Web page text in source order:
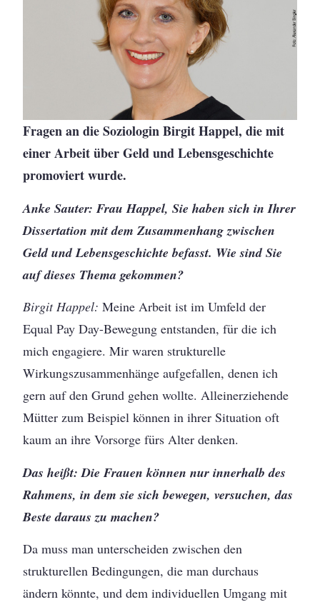
Fragen an die Soziologin Birgit Happel, die mit
einer Arbeit über Geld und Lebensgeschichte
promoviert wurde.
Anke Sauter: Frau Happel, Sie haben sich in Ihrer
Dissertation mit dem Zusammenhang zwischen
Geld und Lebensgeschichte befasst. Wie sind Sie
auf dieses Thema gekommen?
Birgit Happel: Meine Arbeit ist im Umfeld der
Equal Pay Day-Bewegung entstanden, für die ich
mich engagiere. Mir waren strukturelle
Wirkungszusammenhänge aufgefallen, denen ich
gern auf den Grund gehen wollte. Alleinerziehende
Mütter zum Beispiel können in ihrer Situation oft
kaum an ihre Vorsorge fürs Alter denken.
Das heißt: Die Frauen können nur innerhalb des
Rahmens, in dem sie sich bewegen, versuchen, das
Beste daraus zu machen?
Da muss man unterscheiden zwischen den
strukturellen Bedingungen, die man durchaus
ändern könnte, und dem individuellen Umgang mit